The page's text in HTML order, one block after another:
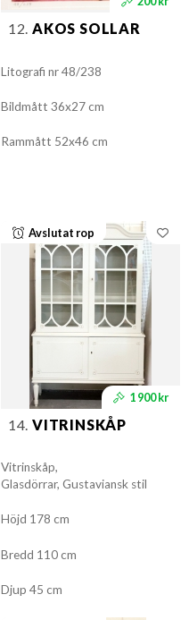
12. AKOS SOLLAR
Litografi nr 48/238
Bildmått 36x27 cm
Rammått 52x46 cm
Avslutat rop
1 900 kr
14. VITRINSKÅP
Vitrinskåp,
Glasdörrar, Gustaviansk stil
Höjd 178 cm
Bredd 110 cm
Djup 45 cm